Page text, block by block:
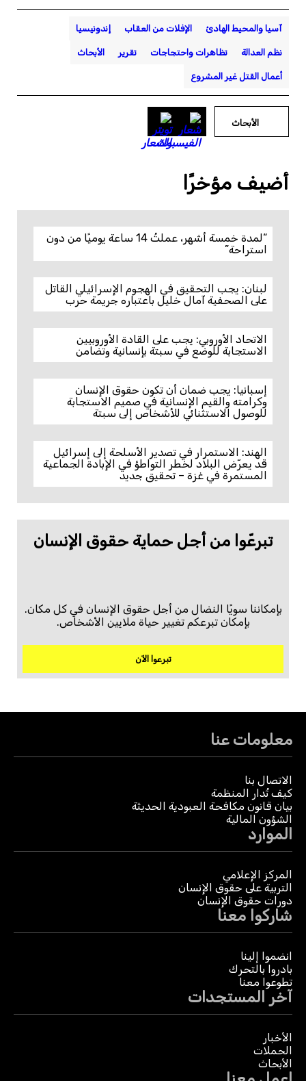
آسيا والمحيط الهادئ الإفلات من العقاب إندونيسيا
نظم العدالة تظاهرات واحتجاجات تقرير الأبحاث
أعمال القتل غير المشروع
الأبحاث
أضيف مؤخرًا
“لمدة خمسة أشهر، عملتُ 14 ساعة يوميًا من دون
استراحة”
لبنان: يجب التحقيق في الهجوم الإسرائيلي القاتل
على الصحفية آمال خليل باعتباره جريمة حرب
الاتحاد الأوروبي: يجب على القادة الأوروبيين
الاستجابة للوضع في سبتة بإنسانية وتضامن
إسبانيا: يجب ضمان أن تكون حقوق الإنسان
وكرامته والقيم الإنسانية في صميم الاستجابة
للوصول الاستثنائي للأشخاص إلى سبتة
الهند: الاستمرار في تصدير الأسلحة إلى إسرائيل
قد يعرّض البلاد لخطر التواطؤ في الإبادة الجماعية
المستمرة في غزة – تحقيق جديد
تبرعّوا من أجل حماية حقوق الإنسان
بإمكاننا سويًا النضال من أجل حقوق الإنسان في كل مكان.
بإمكان تبرعكم تغيير حياة ملايين الأشخاص.
تبرعوا الآن
معلومات عنا
الاتصال بنا
كيف تُدار المنظمة
بيان قانون مكافحة العبودية الحديثة
الشؤون المالية
الموارد
المركز الإعلامي
التربية على حقوق الإنسان
دورات حقوق الإنسان
شاركوا معنا
انضموا إلينا
بادروا بالتحرك
تطوعوا معنا
آخر المستجدات
الأخبار
الحملات
الأبحاث